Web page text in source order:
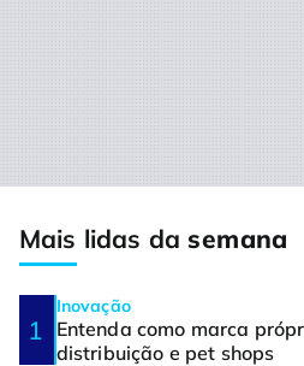
Mais lidas dasemana
Inovação
Entenda como marca
distribuição e pet shops